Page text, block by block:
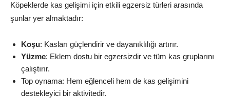
Köpeklerde kas gelişimi için etkili egzersiz türleri arasında
şunlar yer almaktadır:
Koşu: Kasları güçlendirir ve dayanıklılığı artırır.
Yüzme: Eklem dostu bir egzersizdir ve tüm kas gruplarını
çalıştırır.
Top oynama: Hem eğlenceli hem de kas gelişimini
destekleyici bir aktivitedir.